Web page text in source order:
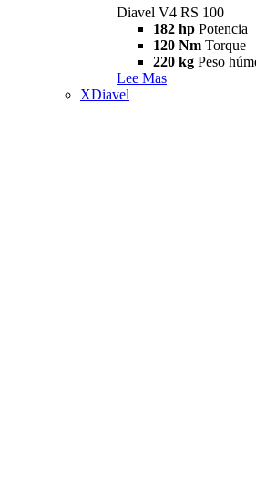
Diavel V4 RS 100
182 hp Potencia
120 Nm Torque
220 kg Peso
Lee Mas
XDiavel